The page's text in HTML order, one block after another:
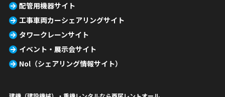
配管用機器サイト
工事車両カーシェアリングサイト
タワークレーンサイト
イベント・展示会サイト
Nol（シェアリング情報サイト）